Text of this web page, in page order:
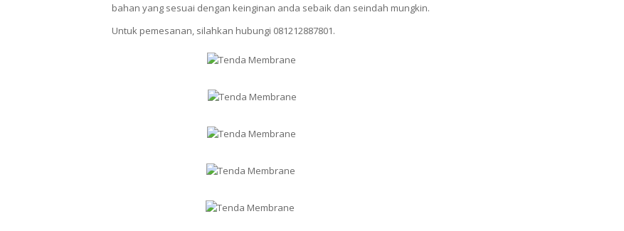
bahan yang sesuai dengan keinginan anda sebaik dan seindah mungkin.
Untuk pemesanan, silahkan hubungi 081212887801.